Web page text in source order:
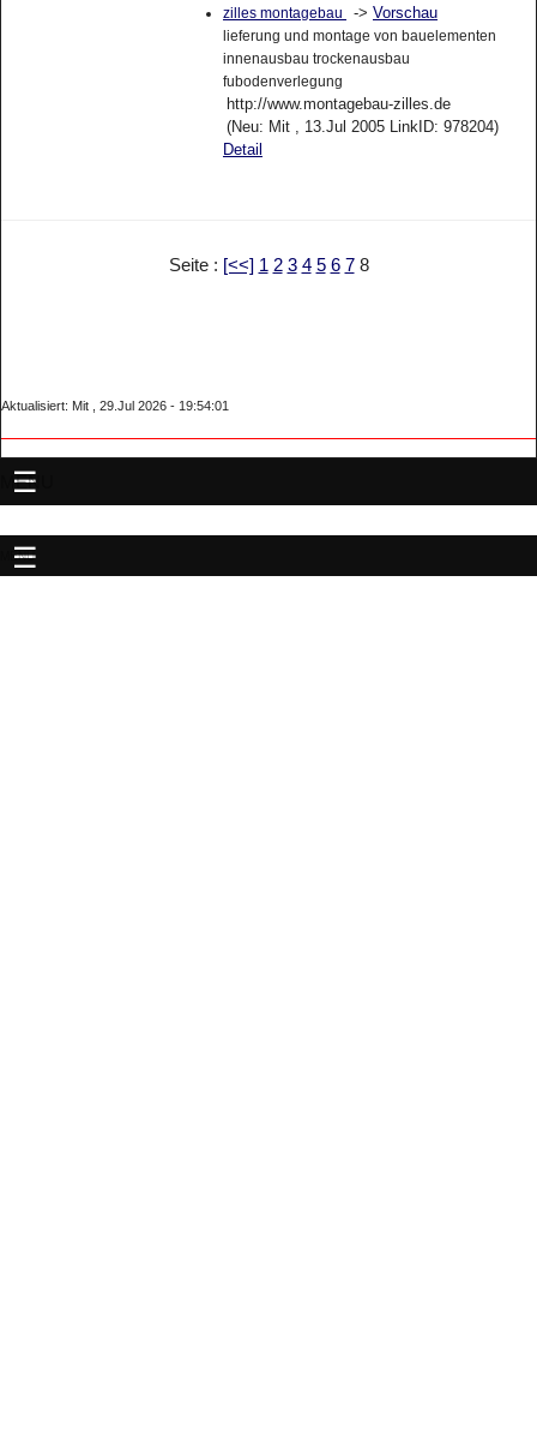
zilles montagebau -> Vorschau
lieferung und montage von bauelementen
innenausbau trockenausbau
fubodenverlegung
http://www.montagebau-zilles.de
(Neu: Mit , 13.Jul 2005 LinkID: 978204)
Detail
Seite : [<<] 1 2 3 4 5 6 78
Aktualisiert: Mit , 29.Jul 2026 - 19:54:01
MENU
MENU